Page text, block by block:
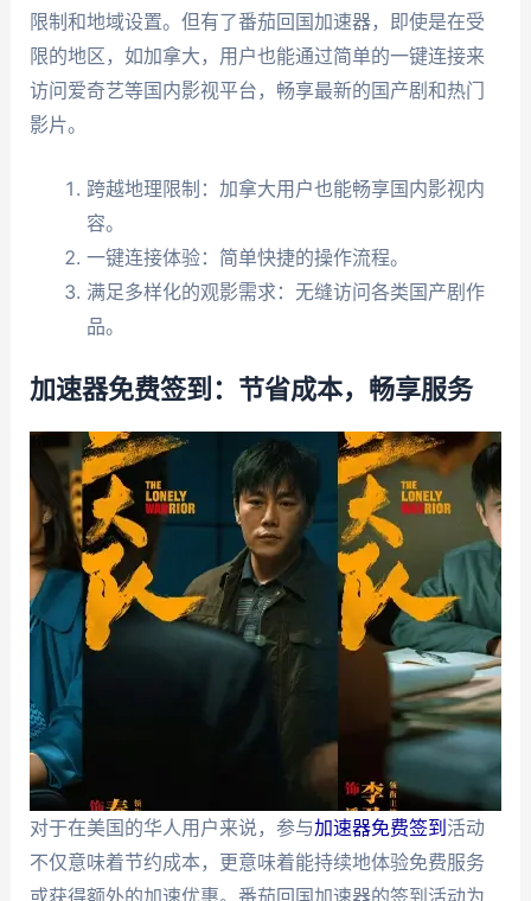
限制和地域设置。但有了番茄回国加速器，即使是在受
限的地区，如加拿大，用户也能通过简单的一键连接来
访问爱奇艺等国内影视平台，畅享最新的国产剧和热门
影片。
跨越地理限制：加拿大用户也能畅享国内影视内
容。
一键连接体验：简单快捷的操作流程。
满足多样化的观影需求：无缝访问各类国产剧作
品。
加速器免费签到：节省成本，畅享服务
对于在美国的华人用户来说，参与加速器免费签到 活动
不仅意味着节约成本，更意味着能持续地体验免费服务